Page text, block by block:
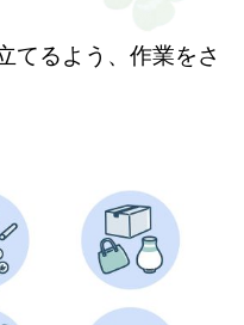
てるよう、作業をさ